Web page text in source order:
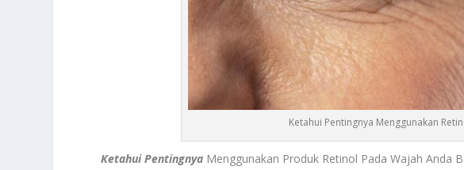
Ketahui Pentingnya Menggunakan
Ketahui Pentingnya Menggunakan Produk Retinol Pada Wajah Anda